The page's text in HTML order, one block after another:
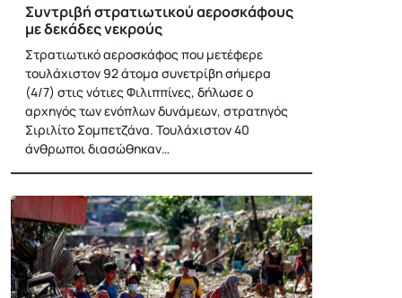
Συντριβή στρατιωτικού αεροσκάφους
με δεκάδες νεκρούς
Στρατιωτικό αεροσκάφος που μετέφερε
τουλάχιστον 92 άτομα συνετρίβη σήμερα
(4/7) στις νότιες Φιλιππίνες, δήλωσε ο
αρχηγός των ενόπλων δυνάμεων, στρατηγός
Σιριλίτο Σομπετζάνα. Τουλάχιστον 40
άνθρωποι διασώθηκαν…